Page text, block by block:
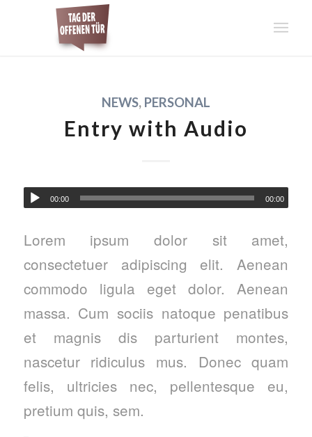
NEWS, PERSONAL
Entry with Audio
00:00 00:00
Lorem ipsum dolor sit amet,
consectetuer adipiscing elit. Aenean
commodo ligula eget dolor. Aenean
massa. Cum sociis natoque penatibus
et magnis dis parturient montes,
nascetur ridiculus mus. Donec quam
felis, ultricies nec, pellentesque eu,
pretium quis, sem.